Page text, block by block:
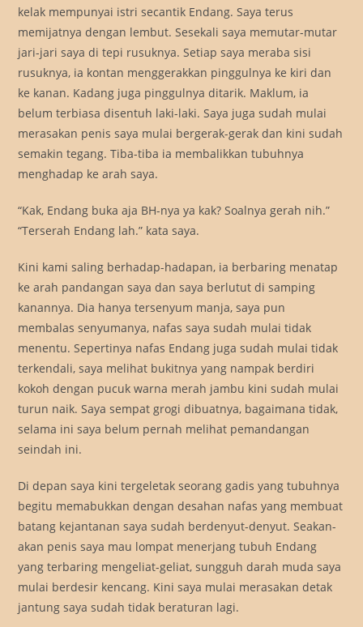
kelak mempunyai istri secantik Endang. Saya terus
memijatnya dengan lembut. Sesekali saya memutar-mutar
jari-jari saya di tepi rusuknya. Setiap saya meraba sisi
rusuknya, ia kontan menggerakkan pinggulnya ke kiri dan
ke kanan. Kadang juga pinggulnya ditarik. Maklum, ia
belum terbiasa disentuh laki-laki. Saya juga sudah mulai
merasakan penis saya mulai bergerak-gerak dan kini sudah
semakin tegang. Tiba-tiba ia membalikkan tubuhnya
menghadap ke arah saya.
“Kak, Endang buka aja BH-nya ya kak? Soalnya gerah nih.”
“Terserah Endang lah.” kata saya.
Kini kami saling berhadap-hadapan, ia berbaring menatap
ke arah pandangan saya dan saya berlutut di samping
kanannya. Dia hanya tersenyum manja, saya pun
membalas senyumanya, nafas saya sudah mulai tidak
menentu. Sepertinya nafas Endang juga sudah mulai tidak
terkendali, saya melihat bukitnya yang nampak berdiri
kokoh dengan pucuk warna merah jambu kini sudah mulai
turun naik. Saya sempat grogi dibuatnya, bagaimana tidak,
selama ini saya belum pernah melihat pemandangan
seindah ini.
Di depan saya kini tergeletak seorang gadis yang tubuhnya
begitu memabukkan dengan desahan nafas yang membuat
batang kejantanan saya sudah berdenyut-denyut. Seakan-
akan penis saya mau lompat menerjang tubuh Endang
yang terbaring mengeliat-geliat, sungguh darah muda saya
mulai berdesir kencang. Kini saya mulai merasakan detak
jantung saya sudah tidak beraturan lagi.